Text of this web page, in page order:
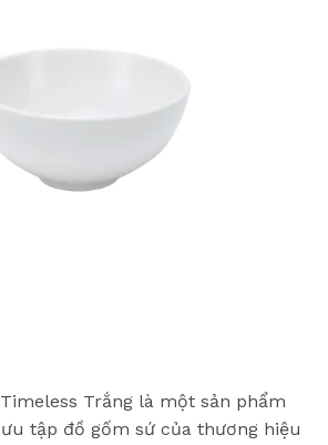
Trắng là một sản phẩm
tập đồ gốm sứ của thương hiệu